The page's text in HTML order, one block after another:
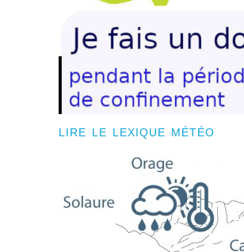
LIRE LE LEXIQUE MÉTÉO